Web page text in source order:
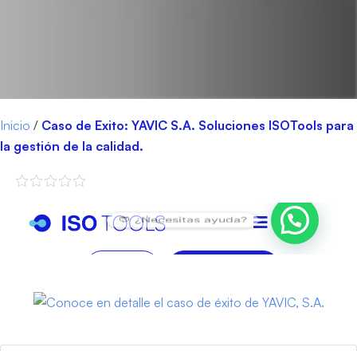
Inicio / Caso de Exito: YAVIC S.A. Soluciones ISOTools para
la gestión de la calidad.